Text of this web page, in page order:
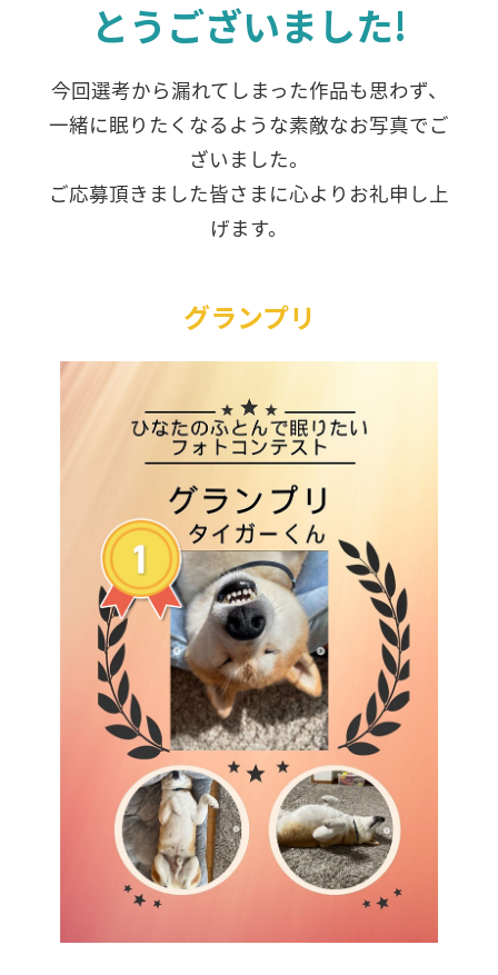
とうございました!
今回選考から漏れてしまった作品も思わず、
一緒に眠りたくなるような素敵なお写真でご
ざいました。
ご応募頂きました皆さまに心よりお礼申し上
げます。
グランプリ